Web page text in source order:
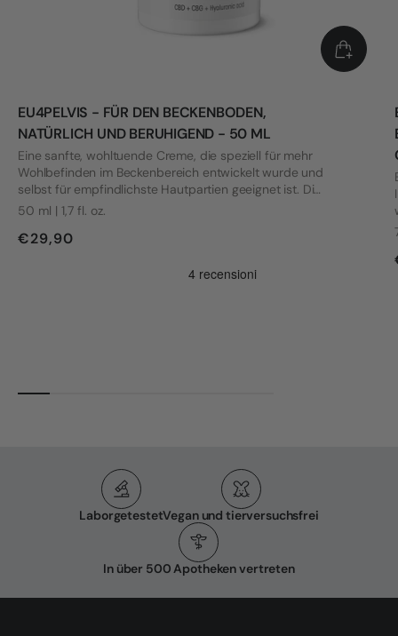
EU4PELVIS - FÜR DEN BECKENBODEN,
NATÜRLICH UND BERUHIGEND - 50 ML
Eine sanfte, wohltuende Creme, die speziell für mehr
Wohlbefinden im Beckenbereich entwickelt wurde und
selbst für empfindlichste Hautpartien geeignet ist. Die
Formel wurde mit Blick auf die Bedürfnisse von Frauen
entwickelt.
50 ml | 1,7 fl. oz.
€29,90
LaborgetestetVegan und tierversuchsfrei
In über 500 Apotheken vertreten